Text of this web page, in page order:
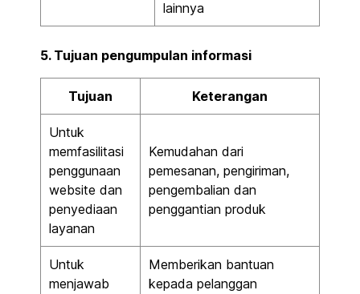
lainnya
5. Tujuan pengumpulan informasi
Tujuan Keterangan
Untuk
memfasilitasi
penggunaan
website dan
penyediaan
layanan
Kemudahan dari
pemesanan, pengiriman,
pengembalian dan
penggantian produk
Untuk
menjawab
Memberikan bantuan
kepada pelanggan